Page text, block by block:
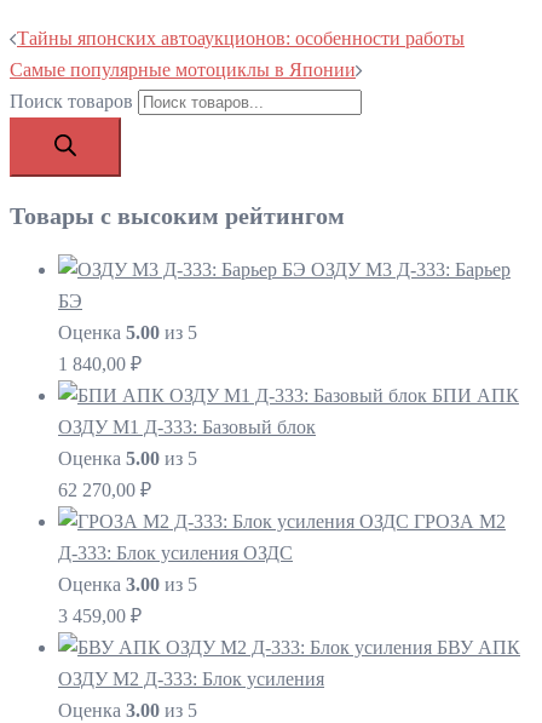
Тайны японских автоаукционов: особенности работы
Самые популярные мотоциклы в Японии
Поиск товаров
Товары с высоким рейтингом
ОЗДУ М3 Д-333: Барьер
БЭ
Оценка 5.00 из 5
1 840,00 ₽
БПИ АПК
ОЗДУ М1 Д-333: Базовый блок
Оценка 5.00 из 5
62 270,00 ₽
ГРОЗА М2
Д-333: Блок усиления ОЗДС
Оценка 3.00 из 5
3 459,00 ₽
БВУ АПК
ОЗДУ М2 Д-333: Блок усиления
Оценка 3.00 из 5